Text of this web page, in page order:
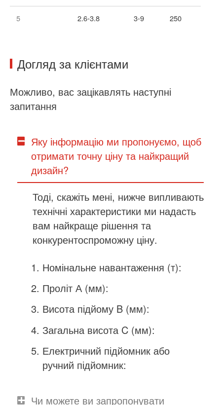
5 2.6-3.8 3-9 250
Догляд за клієнтами
Можливо, вас зацікавлять наступні
запитання
Яку інформацію ми пропонуємо, щоб
отримати точну ціну та найкращий
дизайн?
Тоді, скажіть мені, нижче випливають
технічні характеристики ми надасть
вам найкраще рішення та
конкурентоспроможну ціну.
Номінальне навантаження (т):
Проліт А (мм):
Висота підйому B (мм):
Загальна висота C (мм):
Електричний підйомник або
ручний підйомник:
Чи можете ви запропонувати